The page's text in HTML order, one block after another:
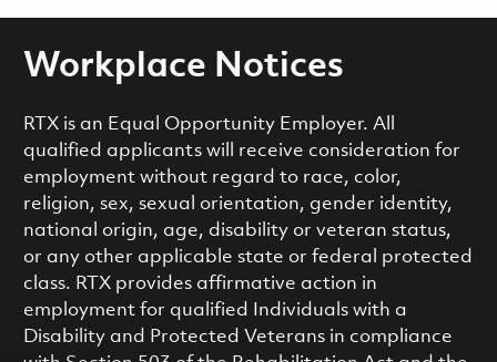
Workplace Notices
RTX is an Equal Opportunity Employer. All
qualified applicants will receive consideration for
employment without regard to race, color,
religion, sex, sexual orientation, gender identity,
national origin, age, disability or veteran status,
or any other applicable state or federal protected
class. RTX provides affirmative action in
employment for qualified Individuals with a
Disability and Protected Veterans in compliance